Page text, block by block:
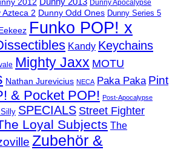
Dunny Apocalypse
Azteca 2 Dunny Odd Ones Dunny Series 5
Funko POP! x
Kandy Keychains
Mighty Jaxx MOTU
Nathan Jurevicius NECA Paka Paka Pint
& Pocket POP! Post-Apocalypse
SPECIALS Street Fighter
Loyal Subjects The
Zubehör &